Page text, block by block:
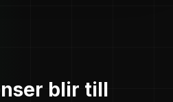
blir till